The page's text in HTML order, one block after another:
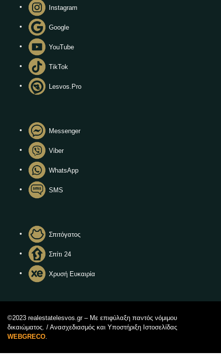
Instagram
Google
YouTube
TikTok
Lesvos.Pro
Messenger
Viber
WhatsApp
SMS
Σπιτόγατος
Σπίτι 24
Χρυσή Ευκαιρία
©2023 realestatelesvos.gr – Με επιφύλαξη παντός νόμιμου
δικαιώματος. / Ανασχεδιασμός και Υποστήριξη Ιστοσελίδας
WEBGRECO.